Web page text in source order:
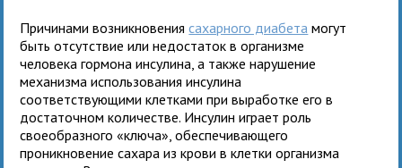
Причинами возникновениясахарного диабета могут
быть отсутствие или недостаток в организме
человека гормона инсулина, а также нарушение
механизма использования инсулина
соответствующими клетками при выработке его в
достаточном количестве. Инсулин играет роль
своеобразного «ключа», обеспечивающего
проникновение сахара из крови в клетки организма